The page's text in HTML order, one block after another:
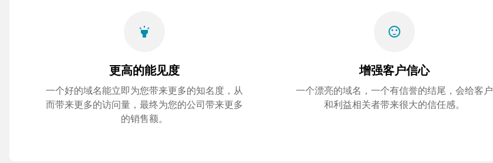
highlight
更高的能见度
一个好的域名能立即为您带来更多的知名度，从
而带来更多的访问量，最终为您的公司带来更多
的销售额。
sentiment_satisfied
增强客户信心
一个漂亮的域名，一个有信誉的结尾，会给客户
和利益相关者带来很大的信任感。